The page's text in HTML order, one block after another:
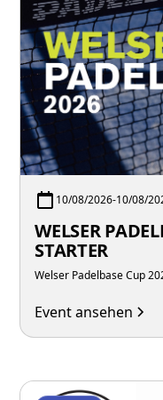
10/08/2026-10/08/
WELSER
STARTER
Welser Padelbase Cup
Event ansehen